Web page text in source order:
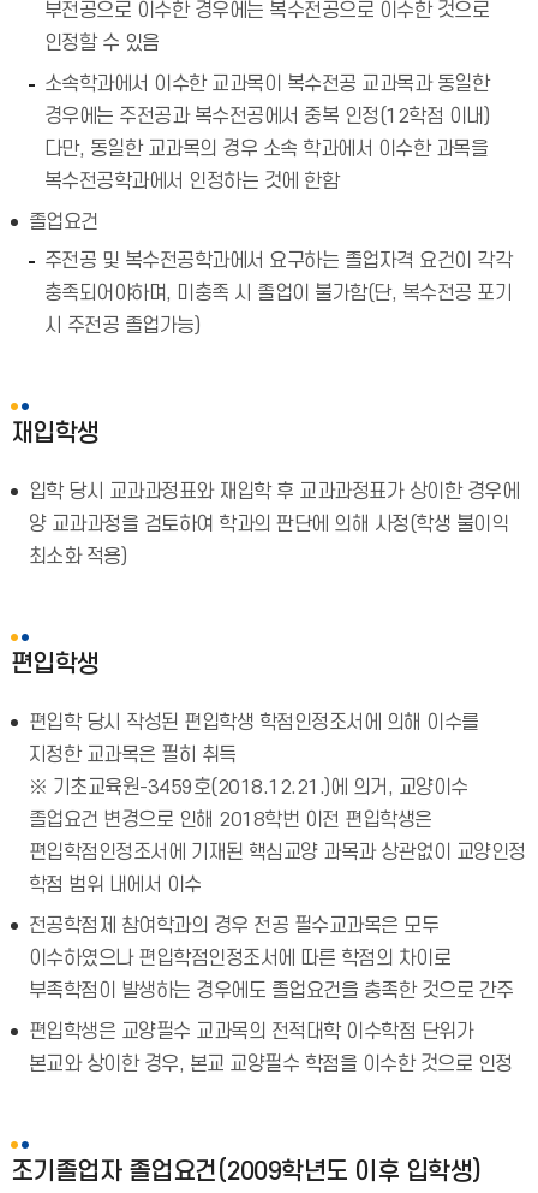
부전공으로 이수한 경우에는 복수전공으로 이수한 것으로
인정할 수 있음
소속학과에서 이수한 교과목이 복수전공 교과목과 동일한
경우에는 주전공과 복수전공에서 중복 인정(12학점 이내)
다만, 동일한 교과목의 경우 소속 학과에서 이수한 과목을
복수전공학과에서 인정하는 것에 한함
졸업요건
주전공 및 복수전공학과에서 요구하는 졸업자격 요건이 각각
충족되어야하며, 미충족 시 졸업이 불가함(단, 복수전공 포기
시 주전공 졸업가능)
재입학생
입학 당시 교과과정표와 재입학 후 교과과정표가 상이한 경우에
양 교과과정을 검토하여 학과의 판단에 의해 사정(학생 불이익
최소화 적용)
편입학생
편입학 당시 작성된 편입학생 학점인정조서에 의해 이수를
지정한 교과목은 필히 취득
※ 기초교육원-3459호(2018.12.21.)에 의거, 교양이수
졸업요건 변경으로 인해 2018학번 이전 편입학생은
편입학점인정조서에 기재된 핵심교양 과목과 상관없이 교양인정
학점 범위 내에서 이수
전공학점제 참여학과의 경우 전공 필수교과목은 모두
이수하였으나 편입학점인정조서에 따른 학점의 차이로
부족학점이 발생하는 경우에도 졸업요건을 충족한 것으로 간주
편입학생은 교양필수 교과목의 전적대학 이수학점 단위가
본교와 상이한 경우, 본교 교양필수 학점을 이수한 것으로 인정
조기졸업자 졸업요건(2009학년도 이후 입학생)